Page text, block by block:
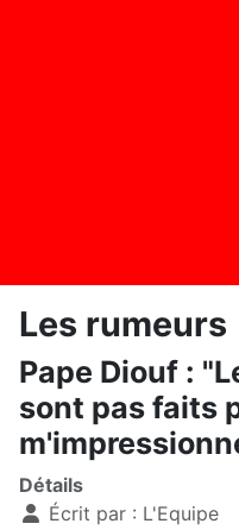
Les rumeurs
Pape Diouf :
sont pas faits
Détails
Écrit par : L'Equipe